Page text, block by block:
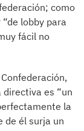
como
lobby para
fácil no
directiva es “un
la
de él surja un